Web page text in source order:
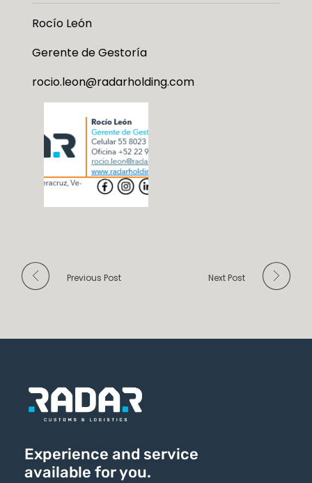
Rocío León
Gerente de Gestoría
rocio.leon@radarholding.com
Previous Post Next Post
Experience and service
available for you.